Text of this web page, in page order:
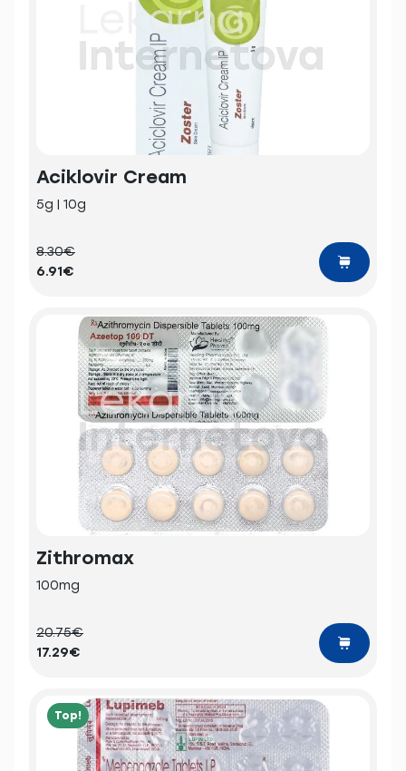
Aciklovir Cream
5g | 10g
8.30€
6.91€
Zithromax
100mg
20.75€
17.29€
Top!